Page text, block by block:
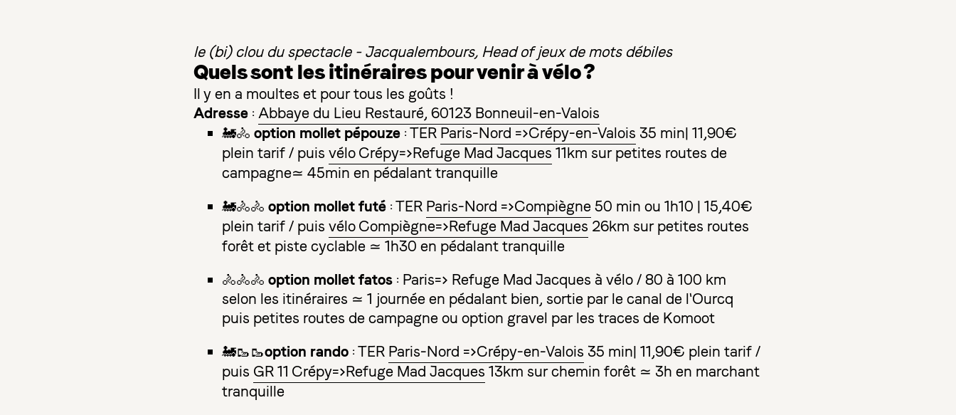
le (bi) clou du spectacle - Jacqualembours, Head of jeux de mots débiles
Quels sont les itinéraires pour venir à vélo ?
Il y en a moultes et pour tous les goûts !
Adresse : Abbaye du Lieu Restauré, 60123 Bonneuil-en-Valois
🚂🚴 option mollet pépouze : TER Paris-Nord =>Crépy-en-Valois 35 min| 11,90€
plein tarif / puis vélo Crépy=>Refuge Mad Jacques 11km sur petites routes de
campagne≃ 45min en pédalant tranquille
🚂🚴🚴 option mollet futé : TER Paris-Nord =>Compiègne50 min ou 1h10 | 15,40€
plein tarif / puis vélo Compiègne=>Refuge Mad Jacques 26km sur petites routes
forêt et piste cyclable ≃ 1h30 en pédalant tranquille
🚴🚴🚴 option mollet fatos : Paris=> Refuge Mad Jacques à vélo / 80 à 100 km
selon les itinéraires ≃ 1 journée en pédalant bien, sortie par le canal de l'Ourcq
puis petites routes de campagne ou option gravel par les traces de Komoot
🚂🥾🥾option rando : TER Paris-Nord =>Crépy-en-Valois 35 min| 11,90€ plein tarif /
puis GR 11 Crépy=>Refuge Mad Jacques 13km sur chemin forêt ≃ 3h en marchant
tranquille